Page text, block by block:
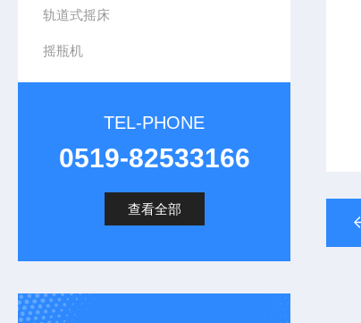
轨道式摇床
摇瓶机
TEL-PHONE
0519-82533166
查看全部